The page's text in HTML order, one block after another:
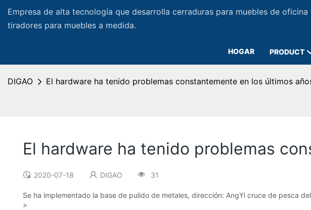
Empresa de alta tecnología que desarrolla cerraduras para muebles de oficina
tiradores para muebles a medida.
HOGAR PRODUCT
DIGAO El hardware ha tenido problemas constantemente en los últimos
El hardware ha tenido problemas
2020-07-18 DIGAO 31
Se ha implementado la base de pulido de metales, dirección: AngYi cruce de pesca
>